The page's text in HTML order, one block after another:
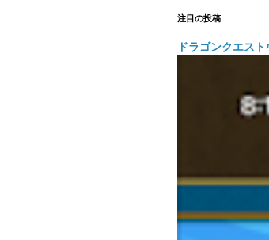
注目の投稿
ドラゴンクエス